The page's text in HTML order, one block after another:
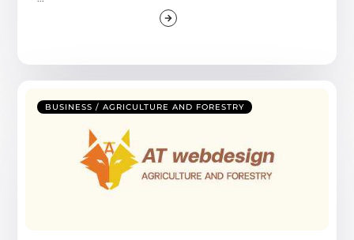
BUSINESS / AGRICULTURE AND FORESTRY